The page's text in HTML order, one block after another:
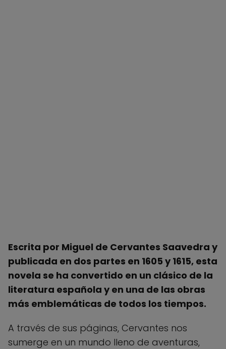
Escrita por Miguel de Cervantes Saavedra y
publicada en dos partes en 1605 y 1615, esta
novela se ha convertido en un clásico de la
literatura española y en una de las obras
más emblemáticas de todos los tiempos.
A través de sus páginas, Cervantes nos
sumerge en un mundo lleno de aventuras,